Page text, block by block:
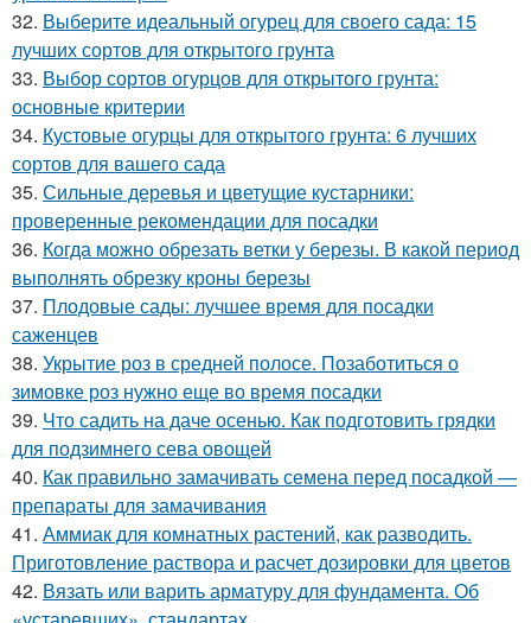
32. Выберите идеальный огурец для своего сада: 15
лучших сортов для открытого грунта
33. Выбор сортов огурцов для открытого грунта:
основные критерии
34. Кустовые огурцы для открытого грунта: 6 лучших
сортов для вашего сада
35. Сильные деревья и цветущие кустарники:
проверенные рекомендации для посадки
36. Когда можно обрезать ветки у березы. В какой период
выполнять обрезку кроны березы
37. Плодовые сады: лучшее время для посадки
саженцев
38. Укрытие роз в средней полосе. Позаботиться о
зимовке роз нужно еще во время посадки
39. Что садить на даче осенью. Как подготовить грядки
для подзимнего сева овощей
40. Как правильно замачивать семена перед посадкой —
препараты для замачивания
41. Аммиак для комнатных растений, как разводить.
Приготовление раствора и расчет дозировки для цветов
42. Вязать или варить арматуру для фундамента. Об